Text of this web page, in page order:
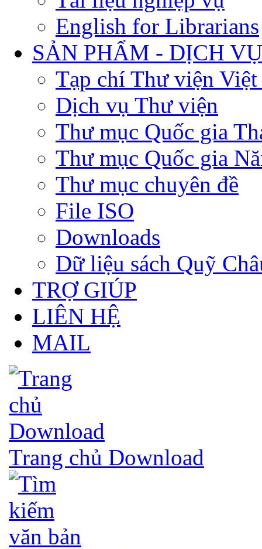
English for Librarians
SẢN PHẨM - DỊCH VỤ
Tạp chí Thư viện Việt
Dịch vụ Thư viện
Thư mục Quốc gia
Thư mục Quốc gia
Thư mục chuyên đề
File ISO
Downloads
Dữ liệu sách Quỹ
TRỢ GIÚP
LIÊN HỆ
MAIL
Trang chủ Download